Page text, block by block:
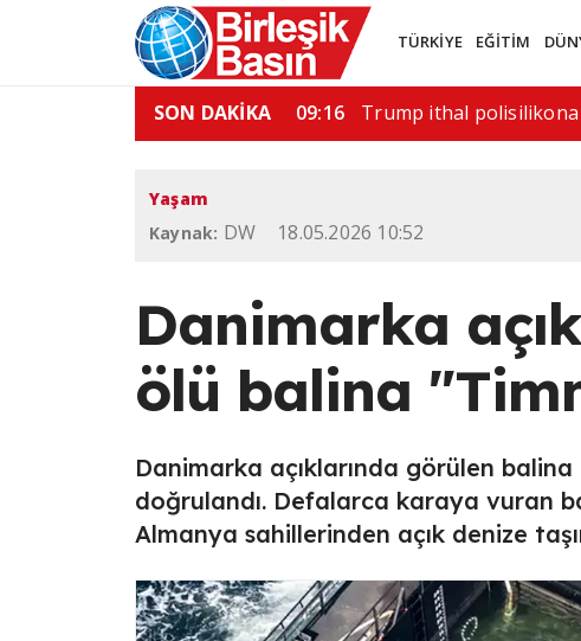
TÜRKİYE EĞİTİM
SON DAKİKA 11:52 ABD'de silahlı saldırı, 5
Yaşam
Kaynak: DW 18.05.2026 10:52
Danimarka
ölü balina
Danimarka açıklarında görülen
doğrulandı. Defalarca karaya vuran
Almanya sahillerinden açık denize